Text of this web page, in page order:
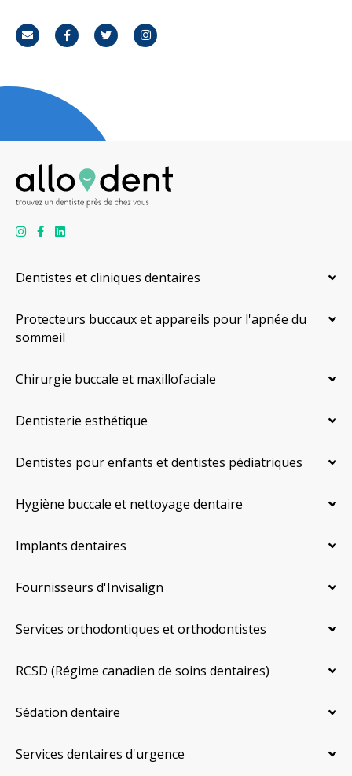
CourrielFacebookTwitterInstagram
Dentistes et cliniques dentaires
Protecteurs buccaux et appareils pour l'apnée du
sommeil
Chirurgie buccale et maxillofaciale
Dentisterie esthétique
Dentistes pour enfants et dentistes pédiatriques
Hygiène buccale et nettoyage dentaire
Implants dentaires
Fournisseurs d'Invisalign
Services orthodontiques et orthodontistes
RCSD (Régime canadien de soins dentaires)
Sédation dentaire
Services dentaires d'urgence